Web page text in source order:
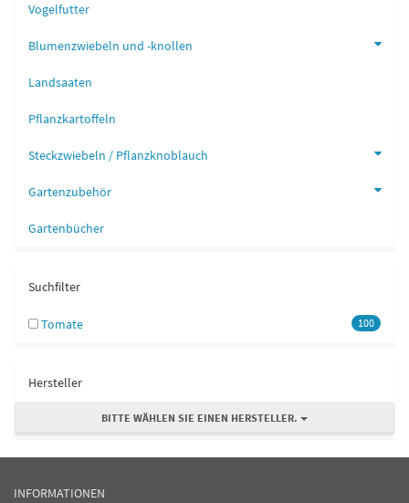
Vogelfutter
Blumenzwiebeln und -knollen
Landsaaten
Pflanzkartoffeln
Steckzwiebeln / Pflanzknoblauch
Gartenzubehör
Gartenbücher
Suchfilter
100
Tomate
Hersteller
BITTE WÄHLEN SIE EINEN HERSTELLER.
INFORMATIONEN